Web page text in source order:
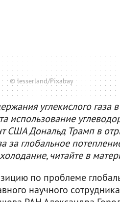
© lesserland/Pixabay
углекислого газа
использование
США Дональд Трамп в
за глобальное
читайте в
по проблеме
научного